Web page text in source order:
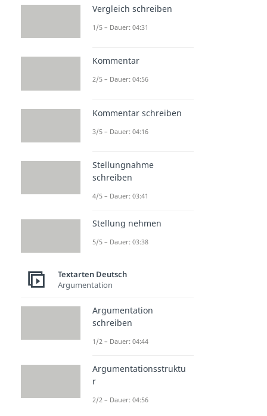
Vergleich schreiben
1/5 – Dauer: 04:31
Kommentar
2/5 – Dauer: 04:56
Kommentar schreiben
3/5 – Dauer: 04:16
Stellungnahme
schreiben
4/5 – Dauer: 03:41
Stellung nehmen
5/5 – Dauer: 03:38
Textarten Deutsch
Argumentation
Argumentation
schreiben
1/2 – Dauer: 04:44
Argumentationsstruktu
r
2/2 – Dauer: 04:56